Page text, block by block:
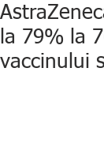
la 79% la
vaccinului